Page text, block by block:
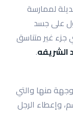
لممارسة
على جسد
غير متناسق
الشريفه.
منها والتي
وإعطاء الرجل